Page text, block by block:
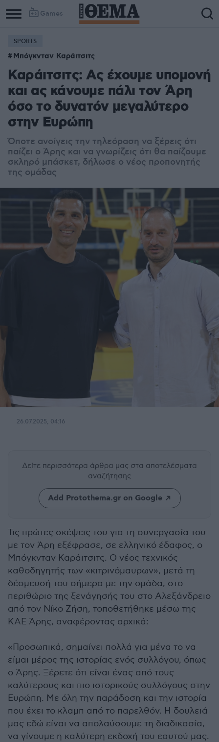
Games
SPORTS
Μπόγκνταν Καράιτσιτς
Καράιτσιτς: Ας έχουμε υπομονή
και ας κάνουμε πάλι τον Άρη
όσο το δυνατόν μεγαλύτερο
στην Ευρώπη
Όποτε ανοίγεις την τηλεόραση να ξέρεις ότι
παίζει ο Άρης και να γνωρίζεις ότι θα παίζουμε
σκληρό μπάσκετ, δήλωσε ο νέος προπονητής
της ομάδας
26.07.2025, 04:16
Δείτε περισσότερα άρθρα μας στα αποτελέσματα
αναζήτησης
Add Protothema.gr on Google
Τις πρώτες σκέψεις του για τη συνεργασία του
με τον Άρη εξέφρασε, σε ελληνικό έδαφος, ο
Μπόγκνταν Καράιτσιτς. Ο νέος τεχνικός
καθοδηγητής των «κιτρινόμαυρων», μετά τη
δέσμευσή του σήμερα με την ομάδα, στο
περιθώριο της ξενάγησής του στο Αλεξάνδρειο
από τον Νίκο Ζήση, τοποθετήθηκε μέσω της
ΚΑΕ Άρης, αναφέροντας αρχικά:
«Προσωπικά, σημαίνει πολλά για μένα το να
είμαι μέρος της ιστορίας ενός συλλόγου, όπως
ο Άρης. Ξέρετε ότι είναι ένας από τους
καλύτερους και πιο ιστορικούς συλλόγους στην
Ευρώπη. Με όλη την παράδοση και την ιστορία
που έχει το κλαμπ από το παρελθόν. Η δουλειά
μας εδώ είναι να απολαύσουμε τη διαδικασία,
να γίνουμε η καλύτερη εκδοχή του εαυτού μας.